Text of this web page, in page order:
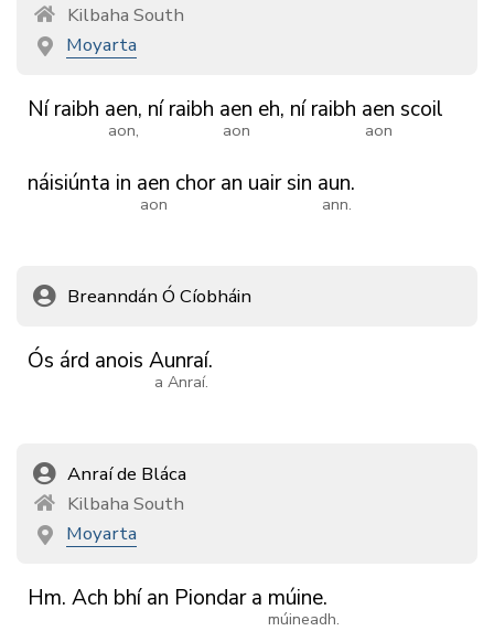
Kilbaha South
Moyarta
Ní raibh aen,
aon,
ní raibh aen
aon
eh, ní raibh aen
aon
scoil
náisiúnta in aen
aon
chor an uairsin aun.
ann.
Breanndán Ó Cíobháin
Ós árd anois Aunraí.
a Anraí.
Anraí de Bláca
Kilbaha South
Moyarta
Hm. Ach bhí an Piondar a múine.
múineadh.